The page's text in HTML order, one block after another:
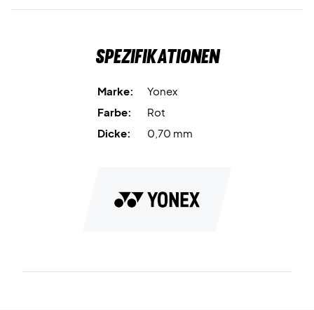
Hitting Sound (Trefferklang): 7/10
Control (Kontrolle): 6/10
Spezifikationen
Marke:
Yonex
Farbe:
Rot
Dicke:
0,70 mm